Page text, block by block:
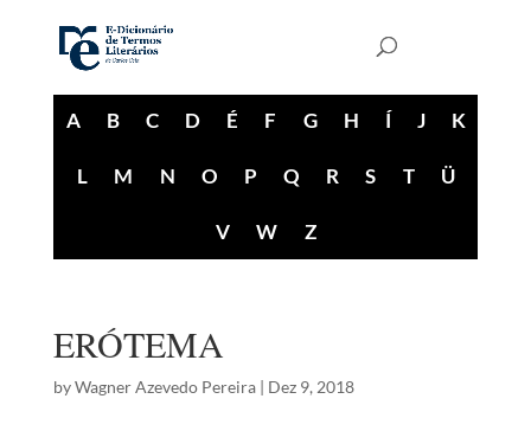
A B C D É F G H Í J K
L M N O P Q R S T Ü
V W Z
ERÓTEMA
byWagner Azevedo Pereira| Dez 9, 2018